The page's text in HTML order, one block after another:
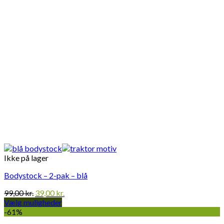
Ikke på lager
Bodystock – 2-pak – blå
99,00kr. Den
oprindelige
39,00kr.
Vælg muligheder
Dette
-61%